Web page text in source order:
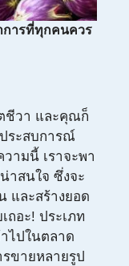
การที่ทุกคนควร
ชีวา และคุณก็
ระสบการณ์
ามนี้ เราจะพา
าสนใจ ซึ่งจะ
และสร้างยอด
ถอะ! ประเภท
ไปในตลาด
ขายหลายรูป